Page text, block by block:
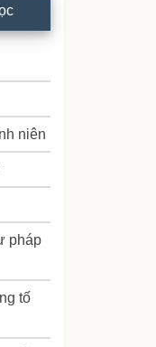
niên
pháp
tố